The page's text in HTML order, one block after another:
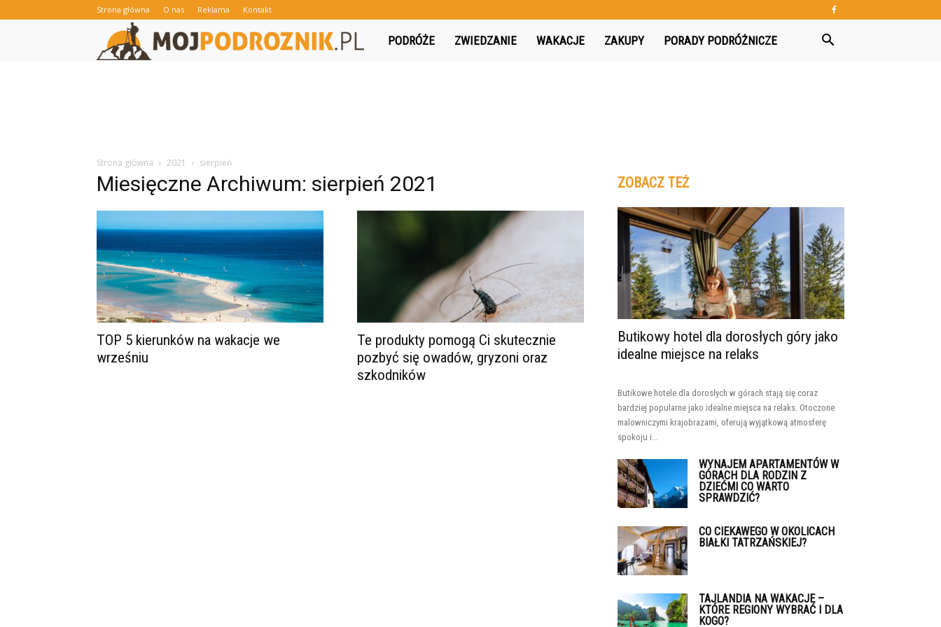
Strona główna O nas Reklama Kontakt
MojPodroznik.pl
PODRÓŻE ZWIEDZANIE WAKACJE ZAKUPY PORADY PODRÓŻNICZE
Strona główna 2021 sierpień
Miesięczne Archiwum: sierpień 2021
TOP 5 kierunków na wakacje we
wrześniu
Te produkty pomogą Ci skutecznie
pozbyć się owadów, gryzoni oraz
szkodników
ZOBACZ TEŻ
Butikowy hotel dla dorosłych góry jako
idealne miejsce na relaks
Butikowe hotele dla dorosłych w górach stają się coraz
bardziej popularne jako idealne miejsca na relaks. Otoczone
malowniczymi krajobrazami, oferują wyjątkową atmosferę
spokoju i...
WYNAJEM APARTAMENTÓW W
GÓRACH DLA RODZIN Z
DZIEĆMI CO WARTO
SPRAWDZIĆ?
CO CIEKAWEGO W OKOLICACH
BIAŁKI TATRZAŃSKIEJ?
TAJLANDIA NA WAKACJE –
KTÓRE REGIONY WYBRAĆ I DLA
KOGO?